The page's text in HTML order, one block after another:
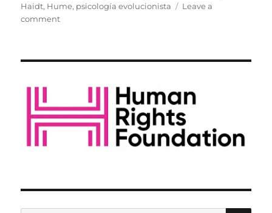
on
Haidt, Hume, psicología evolucionista
Leave a
commenton
Hume.
Who